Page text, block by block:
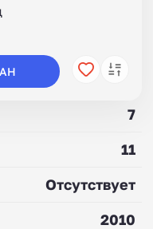
7
11
Отсутствует
2010